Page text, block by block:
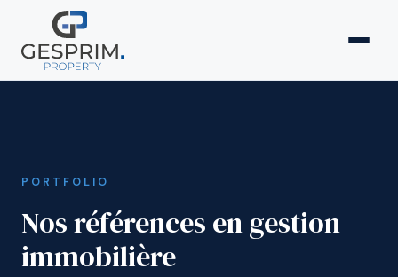
PORTFOLIO
Nos références en gestion
immobilière